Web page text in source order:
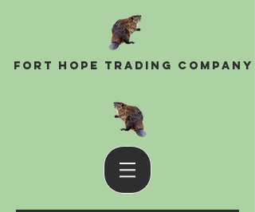
Fort Hope Trading Company